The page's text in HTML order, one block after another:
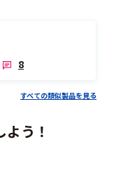
8
すべての類似製品を見る
う！